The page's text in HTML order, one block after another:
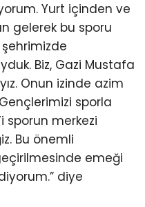
Yurt içinden ve
gelerek bu sporu
şehrimizde
Biz, Gazi Mustafa
Onun izinde azim
sporla
sporun merkezi
Bu önemli
emeği
diye